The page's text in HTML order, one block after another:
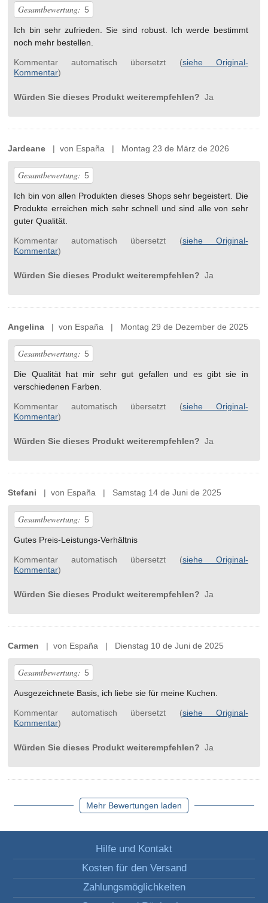
Gesamtbewertung: 5
Ich bin sehr zufrieden. Sie sind robust. Ich werde bestimmt
noch mehr bestellen.
Kommentar automatisch übersetzt (siehe Original-
Kommentar)
Würden Sie dieses Produkt weiterempfehlen? Ja
Jardeane | von España | Montag 23 de März de 2026
Gesamtbewertung: 5
Ich bin von allen Produkten dieses Shops sehr begeistert. Die
Produkte erreichen mich sehr schnell und sind alle von sehr
guter Qualität.
Kommentar automatisch übersetzt (siehe Original-
Kommentar)
Würden Sie dieses Produkt weiterempfehlen? Ja
Angelina | von España | Montag 29 de Dezember de 2025
Gesamtbewertung: 5
Die Qualität hat mir sehr gut gefallen und es gibt sie in
verschiedenen Farben.
Kommentar automatisch übersetzt (siehe Original-
Kommentar)
Würden Sie dieses Produkt weiterempfehlen? Ja
Stefani | von España | Samstag 14 de Juni de 2025
Gesamtbewertung: 5
Gutes Preis-Leistungs-Verhältnis
Kommentar automatisch übersetzt (siehe Original-
Kommentar)
Würden Sie dieses Produkt weiterempfehlen? Ja
Carmen | von España | Dienstag 10 de Juni de 2025
Gesamtbewertung: 5
Ausgezeichnete Basis, ich liebe sie für meine Kuchen.
Kommentar automatisch übersetzt (siehe Original-
Kommentar)
Würden Sie dieses Produkt weiterempfehlen? Ja
Mehr Bewertungen laden
Hilfe und Kontakt
Kosten für den Versand
Zahlungsmöglichkeiten